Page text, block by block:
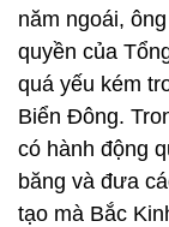
năm ngoái,
quyền của
quá yếu kém
Biển Đông.
có hành động
băng và đưa
tạo mà Bắc